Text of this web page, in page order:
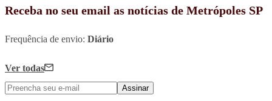
Receba no seu email as notícias de Metrópoles SP
Frequência de envio: Diário
Ver todas
Assinar